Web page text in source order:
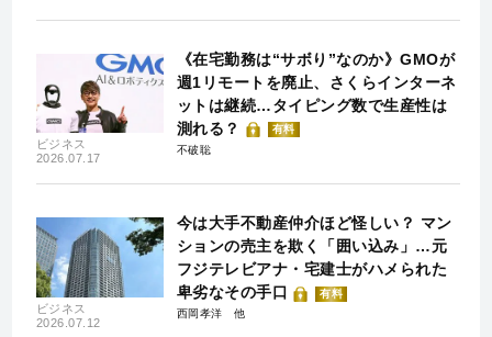
ビジネス
2026.07.17
《在宅勤務は“サボり”なのか》GMOが
週1リモートを廃止、さくらインターネ
ットは継続…タイピング数で生産性は
測れる？
有料
不破聡
ビジネス
2026.07.12
今は大手不動産仲介ほど怪しい？ マン
ションの売主を欺く「囲い込み」…元
フジテレビアナ・宅建士がハメられた
卑劣なその手口
有料
西岡孝洋